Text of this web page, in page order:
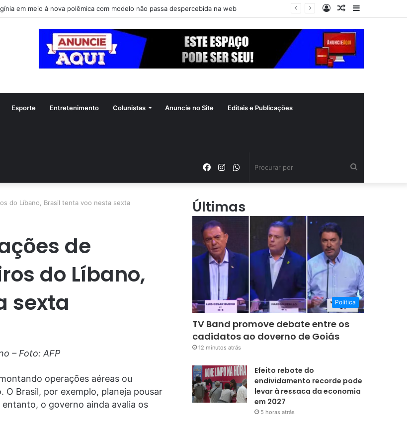
em meio à nova polêmica com modelo não passa despercebida na web
Barra
Artigo
Entrar
Esporte Entretenimento Colunistas Anuncie no Site Editais e Publicações
WhatsApp
Instagram
Facebook
do Líbano, Brasil tenta voo nesta sexta
de
do Líbano,
sexta
– Foto: AFP
operações aéreas ou
Brasil, por exemplo, planeja pousar
o governo ainda avalia os
Últimas
Política
TV Band promove debate entre os
cadidatos ao doverno de Goiás
12 minutos atrás
Efeito rebote do
endividamento recorde pode
levar à ressaca da economia
em 2027
5 horas atrás